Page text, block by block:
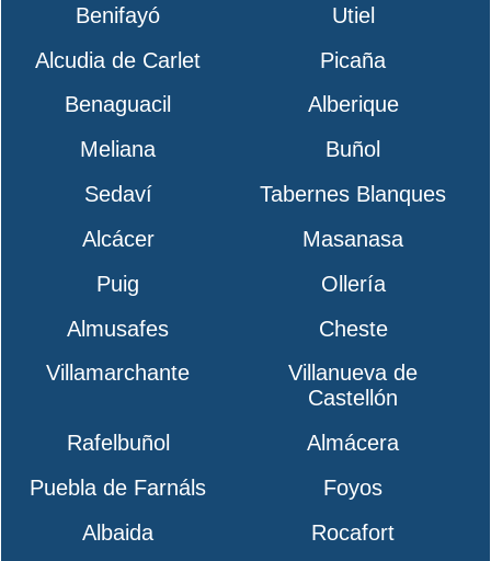
Benifayó
Utiel
Alcudia de Carlet
Picaña
Benaguacil
Alberique
Meliana
Buñol
Sedaví
Tabernes Blanques
Alcácer
Masanasa
Puig
Ollería
Almusafes
Cheste
Villamarchante
Villanueva de
Castellón
Rafelbuñol
Almácera
Puebla de Farnáls
Foyos
Albaida
Rocafort